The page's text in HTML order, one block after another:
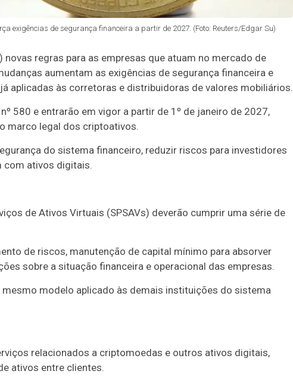
exigências de segurança financeira a partir de 2027. (Foto: Reuters/Edgar Su)
regras para as empresas que atuam no mercado de
aumentam as exigências de segurança financeira e
aplicadas às corretoras e distribuidoras de valores mobiliários.
580 e entrarão em vigor a partir de 1º de janeiro de 2027,
marco legal dos criptoativos.
do sistema financeiro, reduzir riscos para investidores
com ativos digitais.
de Ativos Virtuais (SPSAVs) deverão cumprir uma série de
de riscos, manutenção de capital mínimo para absorver
sobre a situação financeira e operacional das empresas.
modelo aplicado às demais instituições do sistema
relacionados a criptomoedas e outros ativos digitais,
ativos entre clientes.